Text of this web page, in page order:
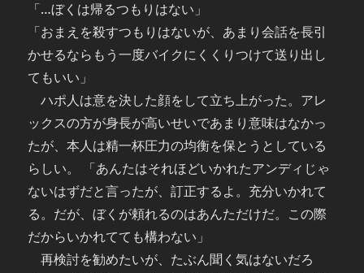
「…ぼくは帰るつもりはない」
「おまえを殺すつもりはないが、あまり会話を長引
かせるならもう一度バイクにくくりつけて送り出し
てもいい」
ハポ人は意を決した顔をして立ち上がった。アレ
ックスの方が身長が高いせいであまり意味はなかっ
たが、本人は精一杯圧力の均衡を保とうとしている
らしい。 「あんたはそれほどいかれたアンディじゃ
ないはずだと言ったが、訂正するよ。充分いかれて
る。だが、ぼくが頼れるのはあんただけだ。この際
だからいかれてても構わない」
再検討を勧めたいが、たぶん聞く気はないだろ